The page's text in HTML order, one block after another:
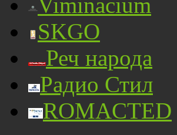
SKGO
Реч народа
Радио Стил
ROMACTED